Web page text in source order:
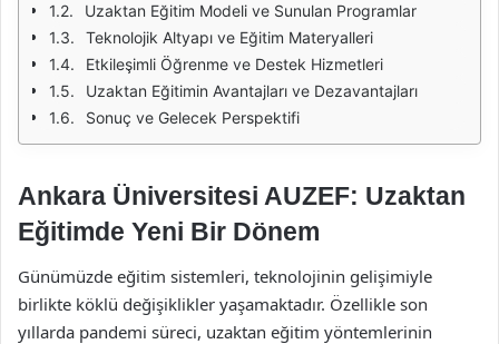
Uzaktan Eğitim Modeli ve Sunulan Programlar
Teknolojik Altyapı ve Eğitim Materyalleri
Etkileşimli Öğrenme ve Destek Hizmetleri
Uzaktan Eğitimin Avantajları ve Dezavantajları
Sonuç ve Gelecek Perspektifi
Ankara Üniversitesi AUZEF: Uzaktan
Eğitimde Yeni Bir Dönem
Günümüzde eğitim sistemleri, teknolojinin gelişimiyle
birlikte köklü değişiklikler yaşamaktadır. Özellikle son
yıllarda pandemi süreci, uzaktan eğitim yöntemlerinin